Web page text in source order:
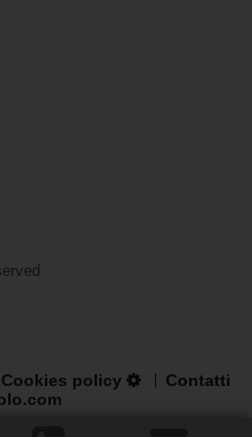
Cookies policy
Contatti